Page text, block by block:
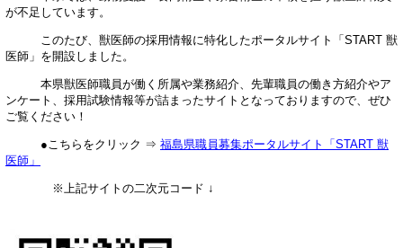
が不足しています。
このたび、獣医師の採用情報に特化したポータルサイト「START 獣
医師」を開設しました。
本県獣医師職員が働く所属や業務紹介、先輩職員の働き方紹介やア
ンケート、採用試験情報等が詰まったサイトとなっておりますので、ぜひ
ご覧ください！
●こちらをクリック ⇒ 福島県職員募集ポータルサイト「START 獣
医師」
※上記サイトの二次元コード ↓